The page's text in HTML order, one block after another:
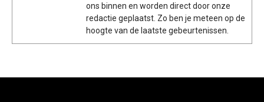
ons binnen en worden direct door onze
redactie geplaatst. Zo ben je meteen op de
hoogte van de laatste gebeurtenissen.